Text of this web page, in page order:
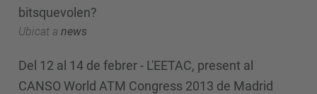
bitsquevolen?
Ubicat a news
Del 12 al 14 de febrer - L'EETAC, present al
CANSO World ATM Congress 2013 de Madrid